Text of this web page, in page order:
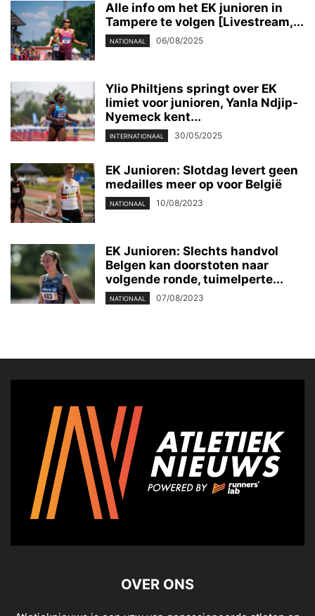
Alle info om het EK junioren in
Tampere te volgen [Livestream,...
NATIONAAL 06/08/2025
Ylio Philtjens springt over EK
limiet voor junioren, Yanla Ndjip-
Nyemeck kent...
INTERNATIONAAL 30/05/2025
EK Junioren: Slotdag levert geen
medailles meer op voor België
NATIONAAL 10/08/2023
EK Junioren: Slechts handvol
Belgen kan doorstoten naar
volgende ronde, tuimelperte...
NATIONAAL 07/08/2023
OVER ONS